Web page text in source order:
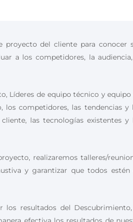
proyecto del cliente para conocer
a los competidores, la
Líderes de equipo técnico y equipo
los competidores, las tendencias y
las tecnologías existentes y
realizaremos talleres/
y garantizar que todos estén
los resultados del